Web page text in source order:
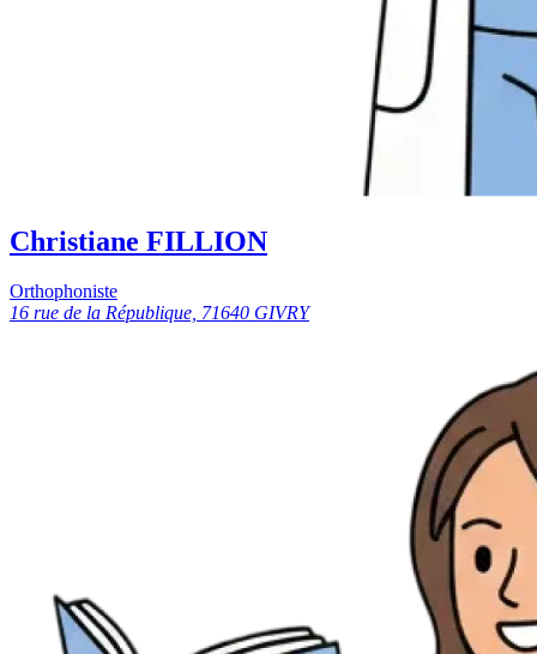
Christiane FILLION
Orthophoniste
16 rue de la République, 71640 GIVRY